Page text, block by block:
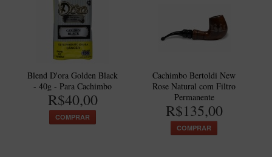
Blend D'ora Golden Black
- 40g - Para Cachimbo
R$40,00
COMPRAR
Cachimbo Bertoldi New
Rose Natural com Filtro
Permanente
R$135,00
COMPRAR